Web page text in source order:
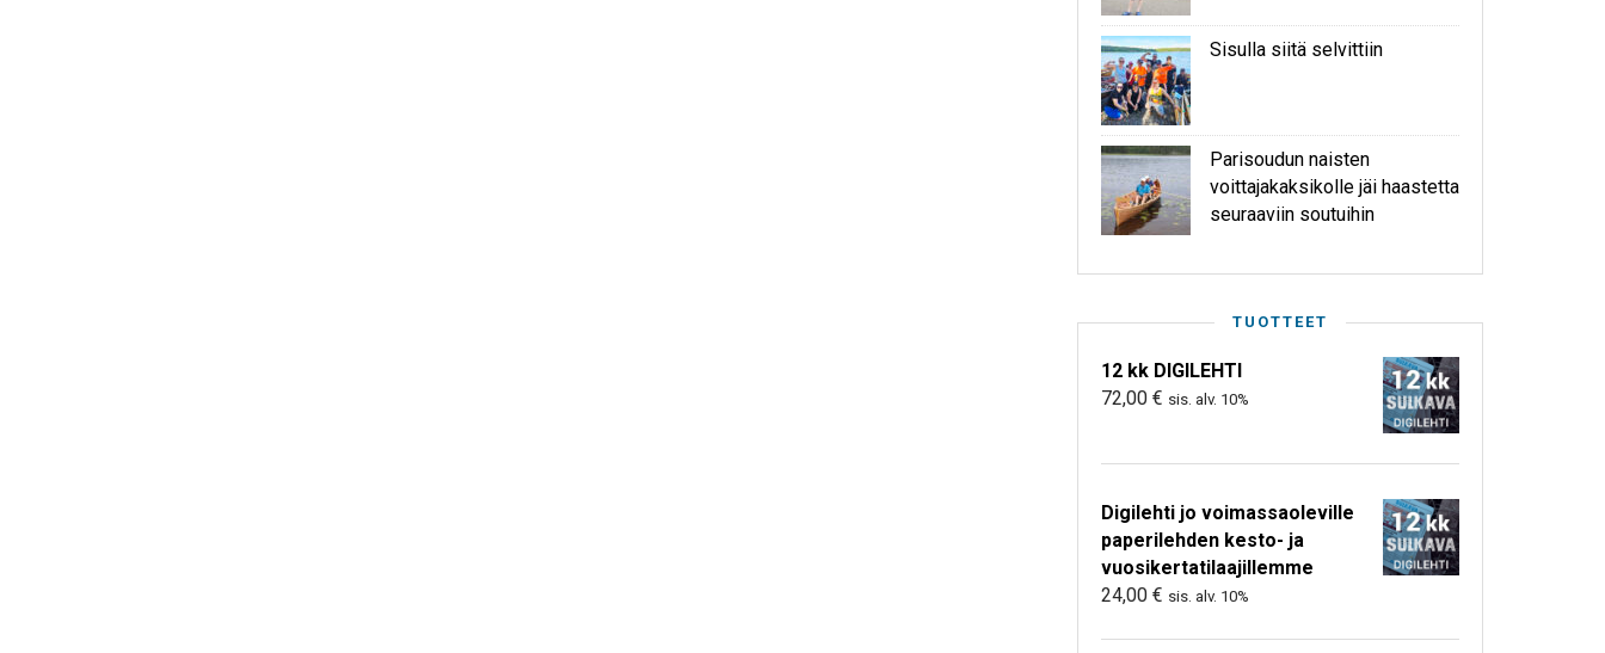
Sisulla siitä selvittiin
Parisoudun naisten
voittajakaksikolle jäi haastetta
seuraaviin soutuihin
TUOTTEET
12 kk DIGILEHTI
72,00 € sis. alv. 10%
Digilehti jo voimassaoleville
paperilehden kesto- ja
vuosikertatilaajillemme
24,00 € sis. alv. 10%